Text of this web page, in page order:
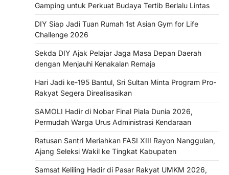
Gamping untuk Perkuat Budaya Tertib Berlalu Lintas
DIY Siap Jadi Tuan Rumah 1st Asian Gym for Life
Challenge 2026
Sekda DIY Ajak Pelajar Jaga Masa Depan Daerah
dengan Menjauhi Kenakalan Remaja
Hari Jadi ke-195 Bantul, Sri Sultan Minta Program Pro-
Rakyat Segera Direalisasikan
SAMOLI Hadir di Nobar Final Piala Dunia 2026,
Permudah Warga Urus Administrasi Kendaraan
Ratusan Santri Meriahkan FASI XIII Rayon Nanggulan,
Ajang Seleksi Wakil ke Tingkat Kabupaten
Samsat Keliling Hadir di Pasar Rakyat UMKM 2026,